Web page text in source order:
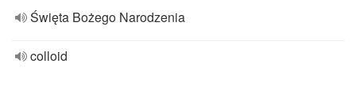
Święta Bożego Narodzenia
colloid